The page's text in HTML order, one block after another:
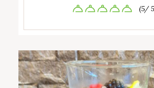
(5/